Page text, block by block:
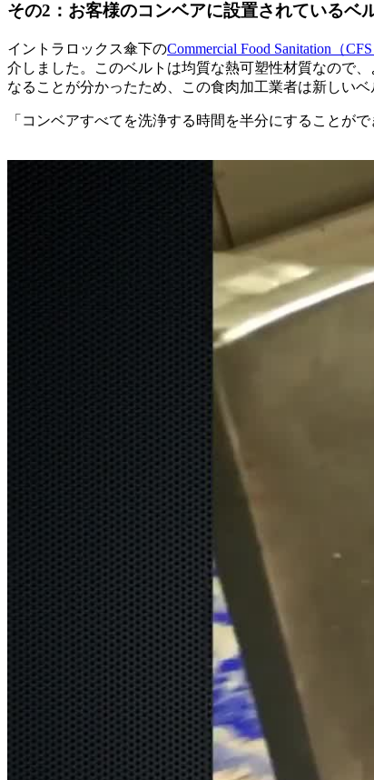
その2：お客様のコンベアに設置されているベ
イントラロックス傘下のCommercial Food Sanitation（CFS
介しました。このベルトは均質な熱可塑性材質なので
なることが分かったため、この食肉加工業者は新しいベ
「コンベアすべてを洗浄する時間を半分にすることが